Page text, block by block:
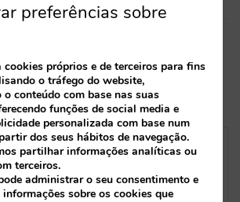
do hoteleiro:
a procura (Parte 1)
preferências sobre
cookies próprios e de terceiros para fins
o tráfego do website,
conteúdo com base nas suas
funções de social media e
personalizada com base num
dos seus hábitos de navegação.
partilhar informações analíticas ou
terceiros.
administrar o seu consentimento e
sobre os cookies que